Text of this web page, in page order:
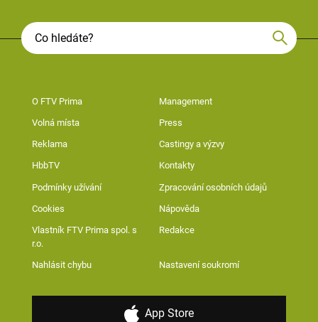
O FTV Prima Management
Volná místa Press
Reklama Castingy a výzvy
HbbTV Kontakty
Podmínky užívání Zpracování osobních údajů
Cookies Nápověda
Vlastník FTV Prima spol. s
r.o.
Redakce
Nahlásit chybu Nastavení soukromí
App Store